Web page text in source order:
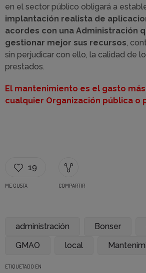
en el sector público obligará a
implantación realista de
acordes con una Administración
gestionar mejor sus recursos,
sin perjudicar con ello, la calidad de
prestados.
El mantenimiento es el gasto
cualquier Organización pública o
19
ME GUSTA COMPARTIR
administración Bonser
GMAO
local
ETIQUETADO EN